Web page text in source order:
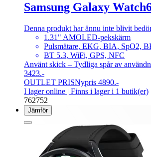
Samsung Galaxy
Denna produkt har ännu inte blivit
1.31" AMOLED-pekskärm
Pulsmätare, EKG, BIA, SpO2,
BT 5.3, WiFi, GPS, NFC
Använt skick – Tydliga spår av
3423.-
OUTLET PRISNypris 4890.-
I lager online | Finns i lager i 1 butik(er)
762752
Jämför